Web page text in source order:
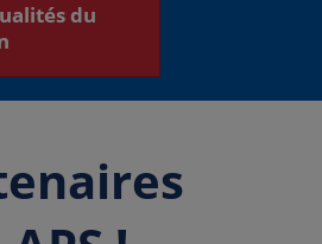
du